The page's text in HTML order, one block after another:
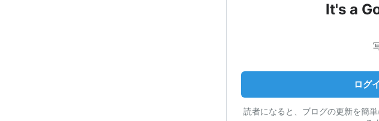
It's a
ログ
読者になると、ブログの更新を簡